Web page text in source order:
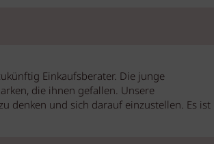
Einkaufsberater. Die junge
die ihnen gefallen. Unsere
denken und sich darauf einzustellen. Es ist